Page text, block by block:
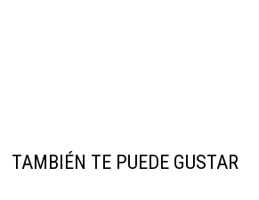
TAMBIÉN TE PUEDE GUSTAR